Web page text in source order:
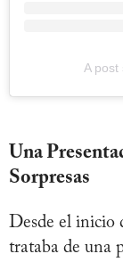
A
Una
Sorpresas
Desde el inicio
trataba de una